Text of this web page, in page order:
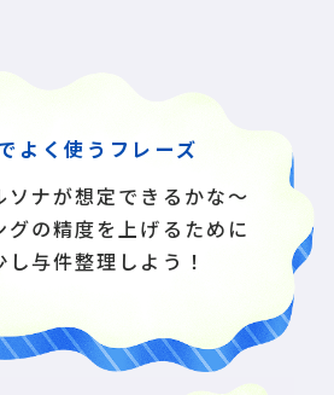
よく使うフレーズ
ソナが想定できるかな〜
グの精度を上げるために
し与件整理しよう！